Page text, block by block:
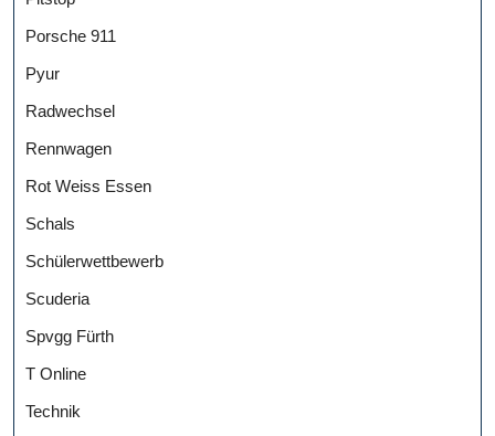
Porsche 911
Pyur
Radwechsel
Rennwagen
Rot Weiss Essen
Schals
Schülerwettbewerb
Scuderia
Spvgg Fürth
T Online
Technik